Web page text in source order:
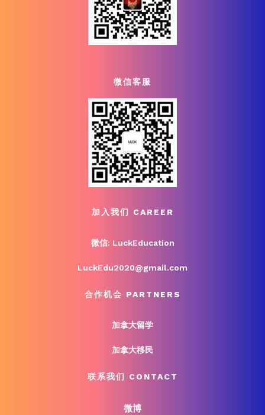
微信客服
加入我们 CAREER
微信: LuckEducation
LuckEdu2020@gmail.com
合作机会 PARTNERS
加拿大留学
加拿大移民
联系我们 CONTACT
微博